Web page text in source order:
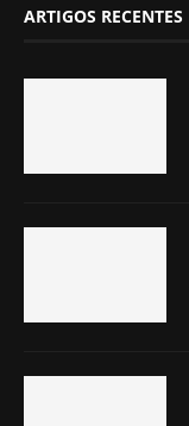
ARTIGOS RECENTES